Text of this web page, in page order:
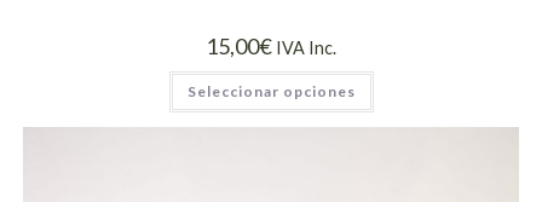
15,00€ IVA Inc.
Seleccionar opciones